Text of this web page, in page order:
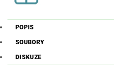
POPIS
SOUBORY
DISKUZE